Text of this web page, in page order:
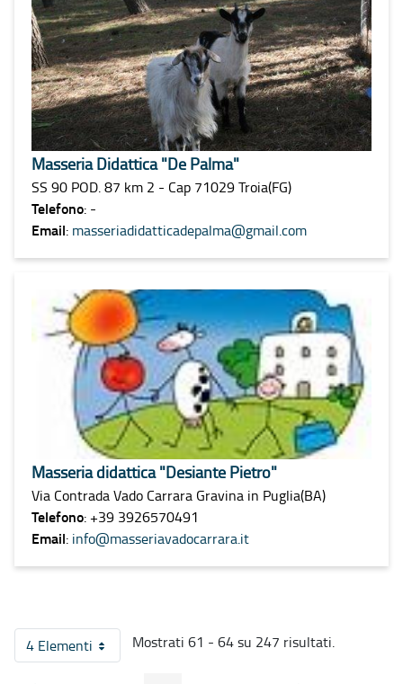
Masseria Didattica "De Palma"
SS 90 POD. 87 km 2 - Cap 71029 Troia(FG)
Telefono: -
Email: masseriadidatticadepalma@gmail.com
Masseria didattica "Desiante Pietro"
Via Contrada Vado Carrara Gravina in Puglia(BA)
Telefono: +39 3926570491
Email: info@masseriavadocarrara.it
4 ElementiPer pagina
Mostrati 61 - 64 su 247 risultati.